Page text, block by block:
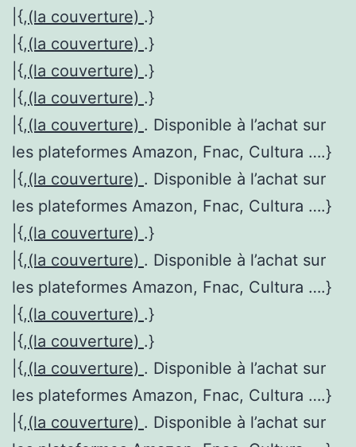
|{,(la couverture) .}
|{,(la couverture) .}
|{,(la couverture) .}
|{,(la couverture) .}
|{,(la couverture) . Disponible à l’achat sur
les plateformes Amazon, Fnac, Cultura ….}
|{,(la couverture) . Disponible à l’achat sur
les plateformes Amazon, Fnac, Cultura ….}
|{,(la couverture) .}
|{,(la couverture) . Disponible à l’achat sur
les plateformes Amazon, Fnac, Cultura ….}
|{,(la couverture) .}
|{,(la couverture) .}
|{,(la couverture) . Disponible à l’achat sur
les plateformes Amazon, Fnac, Cultura ….}
|{,(la couverture) . Disponible à l’achat sur